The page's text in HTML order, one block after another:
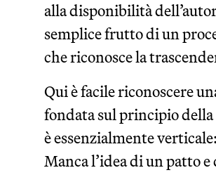
alla disponibilità
semplice frutto di un
che riconosce la
Qui è facile riconoscere
fondata sul principio della
è essenzialmente
Manca l’idea di un patto